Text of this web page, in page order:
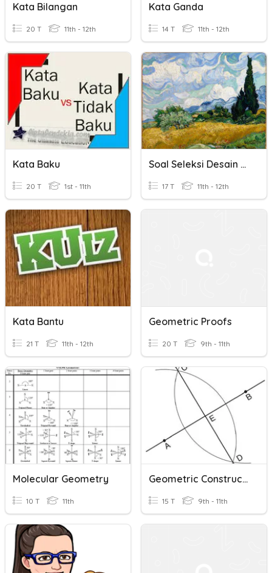
Kata Bilangan
20 T 11th - 12th
Kata Ganda
14 T 11th - 12th
Kata Baku
20 T 1st - 11th
Soal Seleksi Desain Grafis
17 T 11th - 12th
Kata Bantu
21 T 11th - 12th
Geometric Proofs
20 T 9th - 11th
Molecular Geometry
10 T 11th
Geometric Constructions
15 T 9th - 11th